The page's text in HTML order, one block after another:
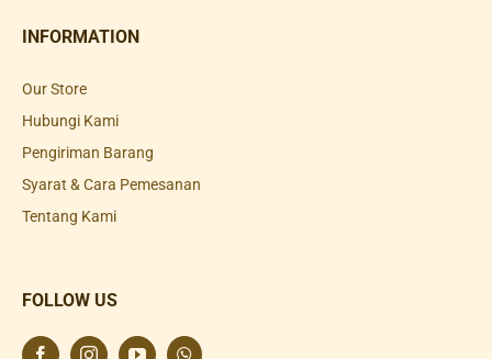
INFORMATION
Our Store
Hubungi Kami
Pengiriman Barang
Syarat & Cara Pemesanan
Tentang Kami
FOLLOW US